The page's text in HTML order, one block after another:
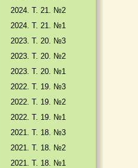
2024. Т. 21. №2
2024. Т. 21. №1
2023. Т. 20. №3
2023. Т. 20. №2
2023. Т. 20. №1
2022. Т. 19. №3
2022. Т. 19. №2
2022. Т. 19. №1
2021. Т. 18. №3
2021. Т. 18. №2
2021. Т. 18. №1